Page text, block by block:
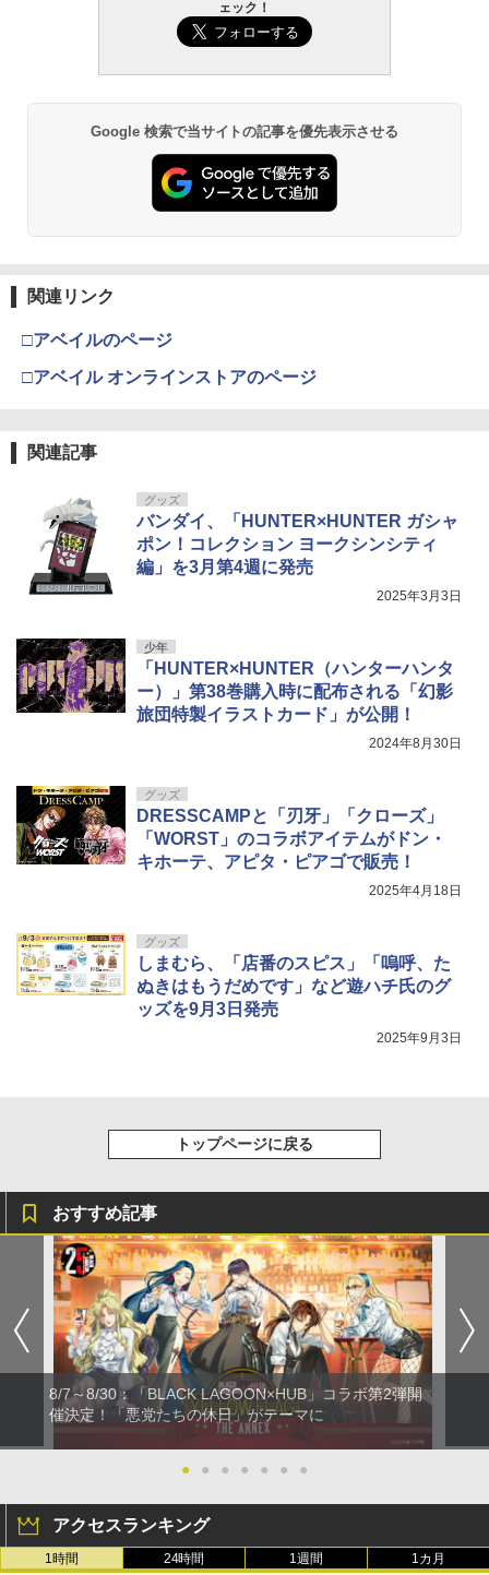
ェック！
Google 検索で当サイトの記事を優先表示させる
関連リンク
□アベイルのページ
□アベイル オンラインストアのページ
関連記事
グッズ
バンダイ、「HUNTER×HUNTER ガシャ
ポン！コレクション ヨークシンシティ
編」を3月第4週に発売
2025年3月3日
少年
「HUNTER×HUNTER（ハンターハンタ
ー）」第38巻購入時に配布される「幻影
旅団特製イラストカード」が公開！
2024年8月30日
グッズ
DRESSCAMPと「刃牙」「クローズ」
「WORST」のコラボアイテムがドン・
キホーテ、アピタ・ピアゴで販売！
2025年4月18日
グッズ
しまむら、「店番のスピス」「嗚呼、た
ぬきはもうだめです」など遊ハチ氏のグ
ッズを9月3日発売
2025年9月3日
トップページに戻る
おすすめ記事
8/7～8/30：「BLACK LAGOON×HUB」コラボ第2弾開
催決定！「悪党たちの休日」がテーマに
● ● ● ● ● ● ●
アクセスランキング
1時間 24時間 1週間 1カ月